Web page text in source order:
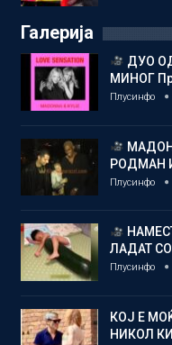
Галерија
ДУО
МИНОГ
Плусинфо
РОДМАН
Плусинфо
ЛАДАТ
Плусинфо
КОЈ Е
НИКОЛ